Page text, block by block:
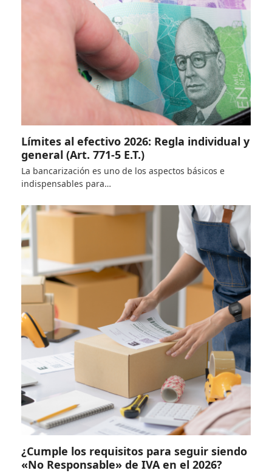
Límites al efectivo 2026: Regla individual y
general (Art. 771-5 E.T.)
La bancarización es uno de los aspectos básicos e
indispensables para…
¿Cumple los requisitos para seguir siendo
«No Responsable» de IVA en el 2026?